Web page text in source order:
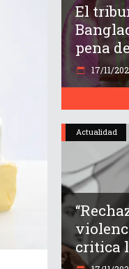
El
pena
17/11/
Actualidad
critica